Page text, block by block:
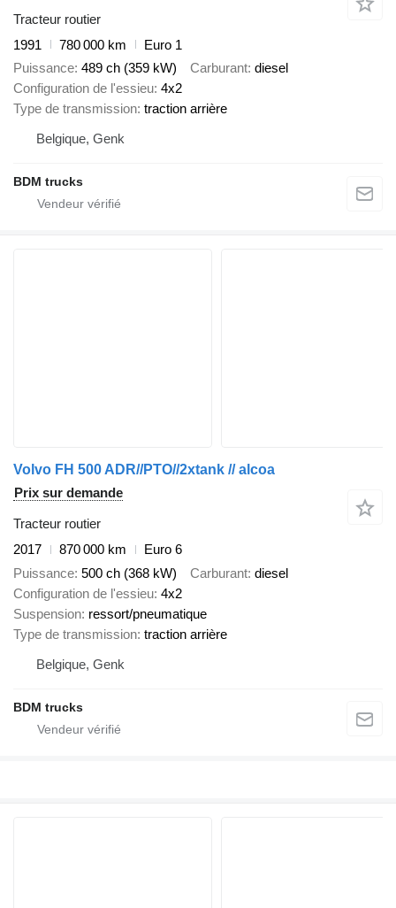
Tracteur routier
1991
780 000 km
Euro 1
Puissance 489 ch (359 kW) Carburant diesel
Configuration de l'essieu 4x2
Type de transmission traction arrière
Belgique, Genk
BDM trucks
Volvo FH 500 ADR//PTO//2xtank // alcoa
Prix sur demande
Tracteur routier
2017
870 000 km
Euro 6
Puissance 500 ch (368 kW) Carburant diesel
Configuration de l'essieu 4x2
Suspension ressort/pneumatique
Type de transmission traction arrière
Belgique, Genk
BDM trucks